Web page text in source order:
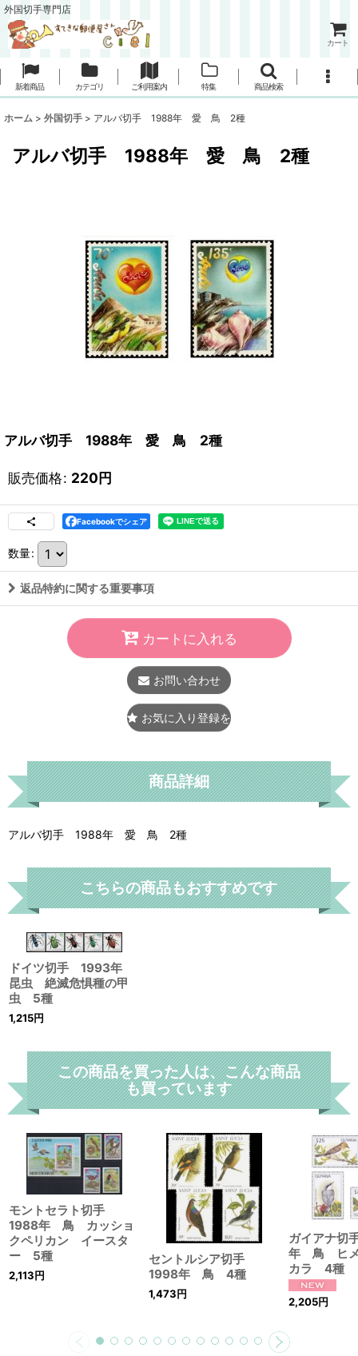
外国切手専門店
カート
新着商品 カテゴリ ご利用案内 特集 商品検索
ホーム > 外国切手 > アルバ切手 1988年 愛 鳥 2種
アルバ切手 1988年 愛 鳥 2種
アルバ切手 1988年 愛 鳥 2種
販売価格: 220円
Facebookでシェア
数量:
返品特約に関する重要事項
カートに入れる
お問い合わせ
お気に入り登録をする
商品詳細
アルバ切手 1988年 愛 鳥 2種
こちらの商品もおすすめです
ドイツ切手 1993年
昆虫 絶滅危惧種の甲
虫 5種
1,215円
この商品を買った人は、こんな商品
も買っています
モントセラト切手
1988年 鳥 カッショ
クペリカン イースタ
ー 5種
2,113円
セントルシア切手
1998年 鳥 4種
1,473円
ガイアナ
年 鳥 ヒメ
カラ 4種
2,205円